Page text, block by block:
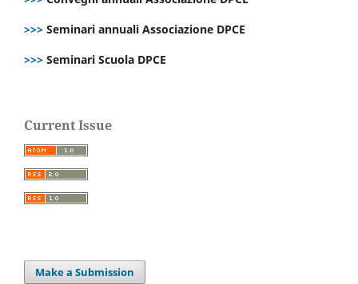
>>> Seminari annuali Associazione DPCE
>>> Seminari Scuola DPCE
Current Issue
Make a Submission